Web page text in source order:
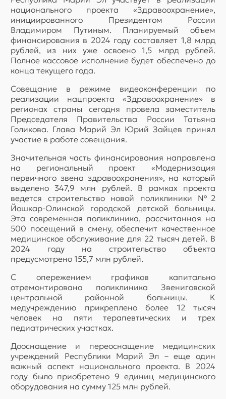
национального проекта «Здравоохранение»,
инициированного Президентом России
Владимиром Путиным. Планируемый объем
финансирования в 2024 году составляет 1,8 млрд
рублей, из них уже освоено 1,5 млрд рублей.
Полное кассовое исполнение будет обеспечено до
конца текущего года.
Совещание в режиме видеоконференции по
реализации нацпроекта «Здравоохранение» в
регионах страны сегодня провела заместитель
Председателя Правительства России Татьяна
Голикова. Глава Марий Эл Юрий Зайцев принял
участие в работе совещания.
Значительная часть финансирования направлена
на региональный проект «Модернизация
первичного звена здравоохранения», на который
выделено 347,9 млн рублей. В рамках проекта
ведется строительство новой поликлиники №2
Йошкар-Олинской городской детской больницы.
Эта современная поликлиника, рассчитанная на
500 посещений в смену, обеспечит качественное
медицинское обслуживание для 22 тысяч детей. В
2024 году на строительство объекта
предусмотрено 155,7 млн рублей.
С опережением графиков капитально
отремонтирована поликлиника Звениговской
центральной районной больницы. К
медучреждению прикреплено более 12 тысяч
человек на пяти терапевтических и трех
педиатрических участках.
Дооснащение и переоснащение медицинских
учреждений Республики Марий Эл – еще один
важный аспект национального проекта. В 2024
году было приобретено 9 единиц медицинского
оборудования на сумму 125 млн рублей.